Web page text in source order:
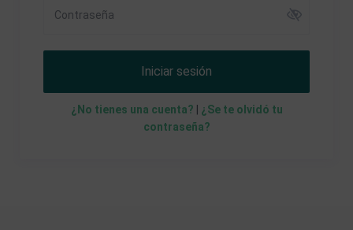
Iniciar sesión
¿No tienes una cuenta?
¿Se te olvidó tu
contraseña?